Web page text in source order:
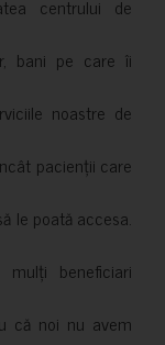
centrului de
bani pe care îi
noastre de
pacienții care
le poată accesa.
beneficiari
că noi nu avem